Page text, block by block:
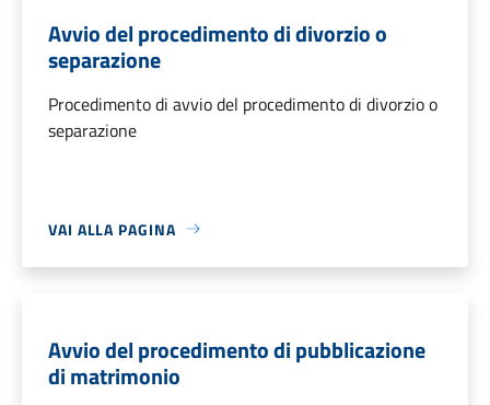
Avvio del procedimento di divorzio o
separazione
Procedimento di avvio del procedimento di divorzio o
separazione
VAI ALLA PAGINA
Avvio del procedimento di pubblicazione
di matrimonio